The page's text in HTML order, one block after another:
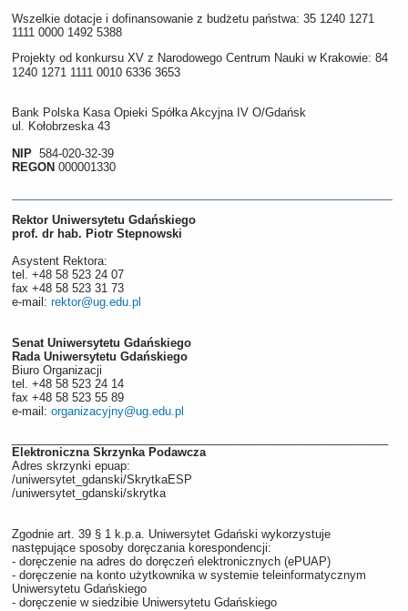
Wszelkie dotacje i dofinansowanie z budżetu państwa: 35 1240 1271
1111 0000 1492 5388
Projekty od konkursu XV z Narodowego Centrum Nauki w Krakowie: 84
1240 1271 1111 0010 6336 3653
Bank Polska Kasa Opieki Spółka Akcyjna IV O/Gdańsk
ul. Kołobrzeska 43
NIP 584-020-32-39
REGON 000001330
Rektor Uniwersytetu Gdańskiego
prof. dr hab. Piotr Stepnowski
Asystent Rektora:
tel. +48 58 523 24 07
fax +48 58 523 31 73
e-mail: rektor@ug.edu.pl
Senat Uniwersytetu Gdańskiego
Rada Uniwersytetu Gdańskiego
Biuro Organizacji
tel. +48 58 523 24 14
fax +48 58 523 55 89
e-mail: organizacyjny@ug.edu.pl
Elektroniczna Skrzynka Podawcza
Adres skrzynki epuap:
/uniwersytet_gdanski/SkrytkaESP
/uniwersytet_gdanski/skrytka
Zgodnie art. 39 § 1 k.p.a. Uniwersytet Gdański wykorzystuje
następujące sposoby doręczania korespondencji:
- doręczenie na adres do doręczeń elektronicznych (ePUAP)
- doręczenie na konto użytkownika w systemie teleinformatycznym
Uniwersytetu Gdańskiego
- doręczenie w siedzibie Uniwersytetu Gdańskiego